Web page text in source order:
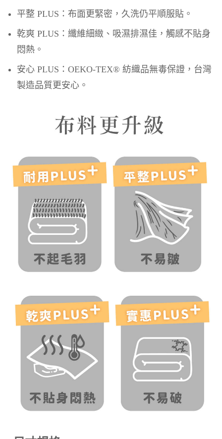
平整 PLUS：布面更緊密，久洗仍平順服貼。
乾爽 PLUS：纖維細緻、吸濕排濕佳，觸感不貼身
悶熱。
安心 PLUS：OEKO-TEX® 紡織品無毒保證，台灣
製造品質更安心。